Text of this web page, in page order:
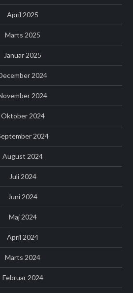
April 2025
Marts 2025
Januar 2025
2024
2024
Oktober 2024
2024
August 2024
Juli 2024
Juni 2024
Maj 2024
April 2024
Marts 2024
Februar 2024